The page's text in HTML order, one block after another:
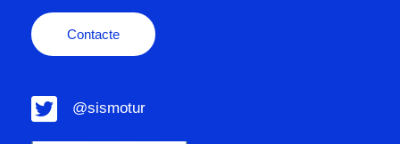
Contacte
@sismotur